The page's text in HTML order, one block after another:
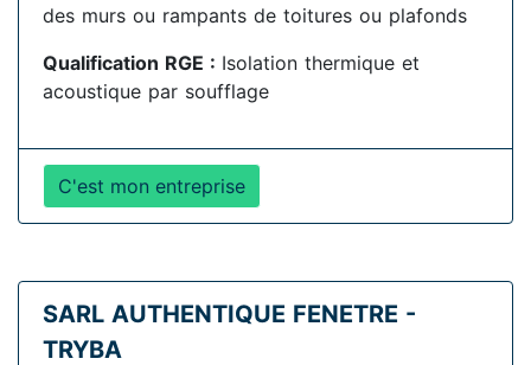
des murs ou rampants de toitures ou plafonds
Qualification RGE : Isolation thermique et
acoustique par soufflage
C'est mon entreprise
SARL AUTHENTIQUE FENETRE -
TRYBA